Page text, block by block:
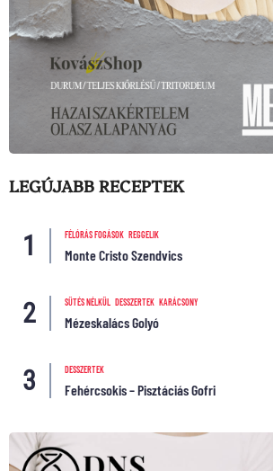
LEGÚJABB RECEPTEK
FÉLÓRÁS FOGÁSOK REGGELIK
Monte Cristo Szendvics
SÜTÉS NÉLKÜL DESSZERTEK KARÁCSONY
Mézeskalács Golyó
DESSZERTEK
Fehércsokis – Pisztáciás Gofri